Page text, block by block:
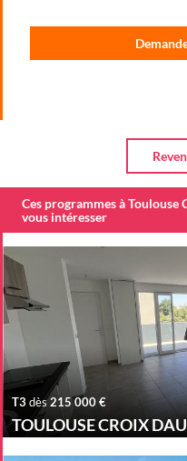
Ces programmes à
vous intéresser
T3 dès215 000 €
TOULOUSE CROIX